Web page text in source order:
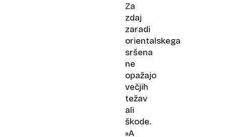
Za
zdaj
zaradi
orientalskega
sršena
ne
opažajo
večjih
težav
ali
škode.
»A